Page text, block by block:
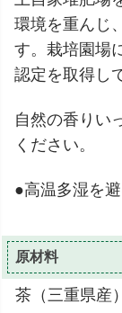
環境を重んじ
す。栽培園場
認定を取得し
自然の香りい
ください。
●高温多湿を避
原材料
茶（三重県産